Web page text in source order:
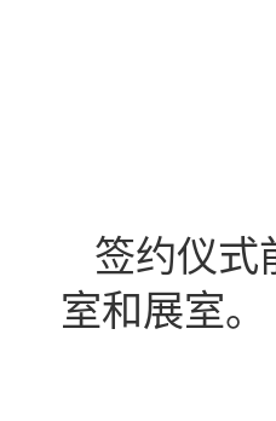
签约仪式
室和展室。